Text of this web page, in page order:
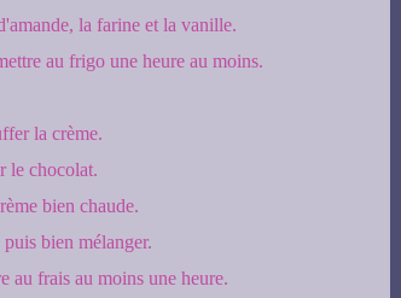
la farine et la vanille.
au frigo une heure au moins.
la crème.
le chocolat.
bien chaude.
bien mélanger.
au frais au moins une heure.